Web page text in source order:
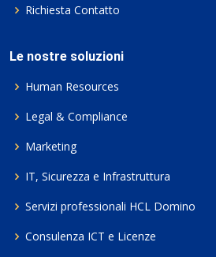
Richiesta Contatto
Le nostre soluzioni
Human Resources
Legal & Compliance
Marketing
IT, Sicurezza e Infrastruttura
Servizi professionali HCL Domino
Consulenza ICT e Licenze